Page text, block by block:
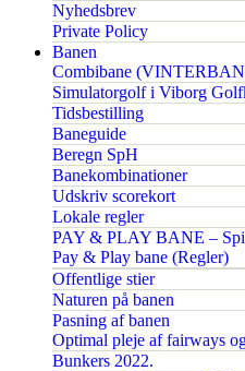
Nyhedsbrev
Private Policy
Banen
Combibane
Simulatorgolf i Viborg
Tidsbestilling
Baneguide
Beregn SpH
Banekombinationer
Udskriv scorekort
Lokale regler
PAY & PLAY BANE –
Pay & Play bane (Regler)
Offentlige stier
Naturen på banen
Pasning af banen
Optimal pleje af fairways
Bunkers 2022.